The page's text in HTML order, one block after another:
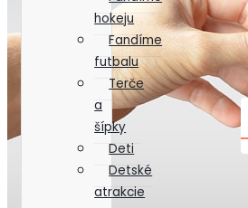
hokeju
Fandíme
futbalu
Terče
a
šípky
Deti
Detské
atrakcie